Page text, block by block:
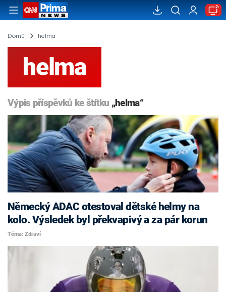
Domů helma
helma
Výpis příspěvků ke štítku „helma“
Německý ADAC otestoval dětské helmy na
kolo. Výsledek byl překvapivý a za pár korun
Téma: Zdraví